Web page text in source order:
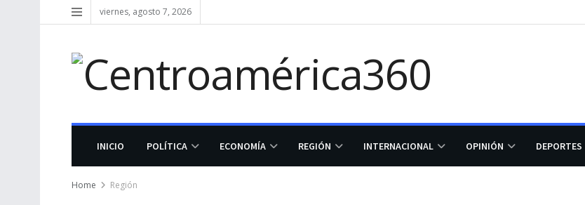
viernes, agosto 7, 2026
INICIO POLÍTICA ECONOMÍA REGIÓN INTERNACIONAL OPINIÓN DEPORTES
Home Región